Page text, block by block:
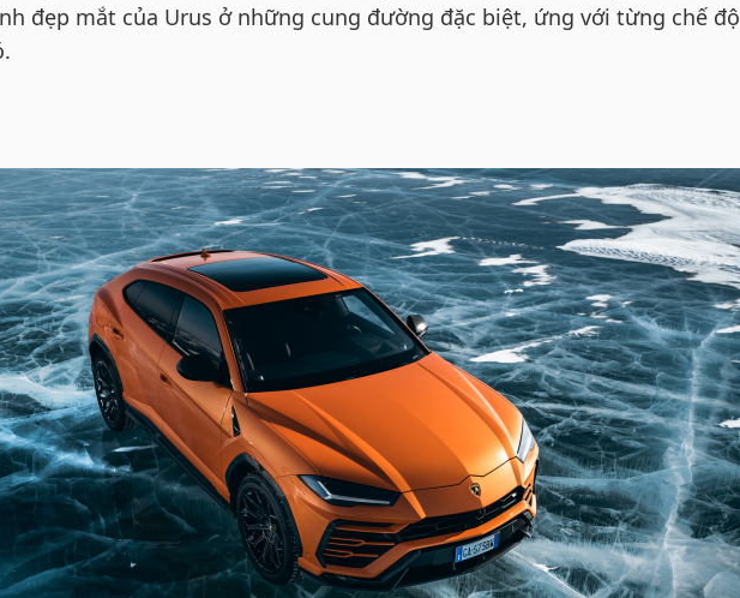
đẹp mắt của Urus ở những cung đường đặc biệt, ứng với từng chế độ